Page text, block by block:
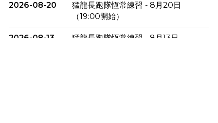
2026-08-20
猛龍長跑隊恆常練習 - 8月20日
（19:00開始）
2026-08-13
猛龍長跑隊恆常練習 - 8月13日